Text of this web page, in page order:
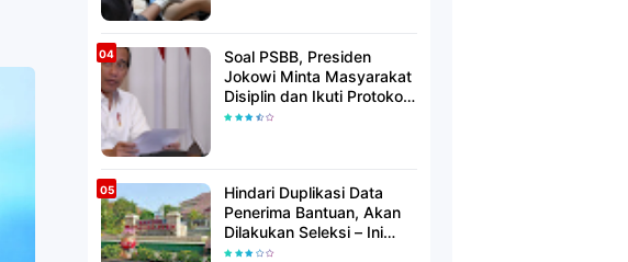
Soal PSBB, Presiden
Jokowi Minta Masyarakat
Disiplin dan Ikuti Protokol
Kesehatan
Hindari Duplikasi Data
Penerima Bantuan, Akan
Dilakukan Seleksi – Ini
Penjelasanya